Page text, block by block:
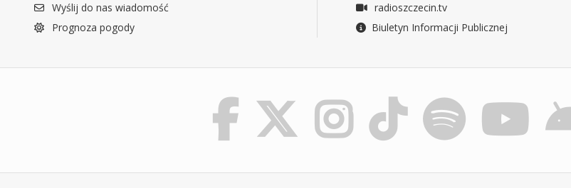
Wyślij do nas wiadomość
Prognoza pogody
radioszczecin.tv
Biuletyn Informacji Publicznej